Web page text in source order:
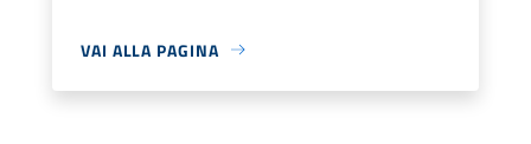
VAI ALLA PAGINA